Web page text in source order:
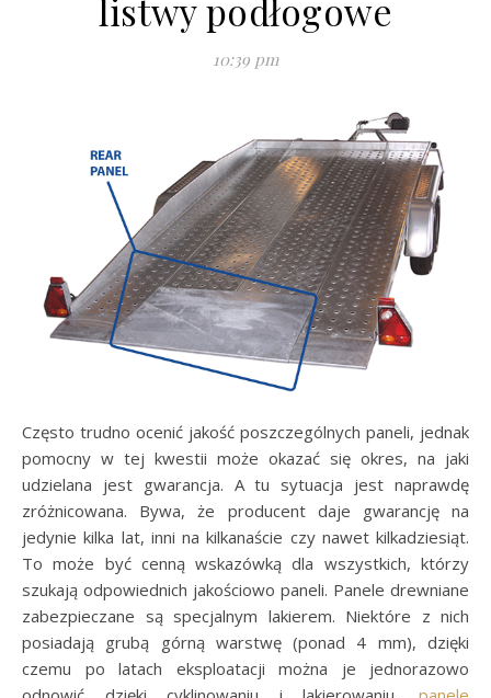
listwy podłogowe
10:39 pm
Często trudno ocenić jakość poszczególnych paneli, jednak
pomocny w tej kwestii może okazać się okres, na jaki
udzielana jest gwarancja. A tu sytuacja jest naprawdę
zróżnicowana. Bywa, że producent daje gwarancję na
jedynie kilka lat, inni na kilkanaście czy nawet kilkadziesiąt.
To może być cenną wskazówką dla wszystkich, którzy
szukają odpowiednich jakościowo paneli. Panele drewniane
zabezpieczane są specjalnym lakierem. Niektóre z nich
posiadają grubą górną warstwę (ponad 4 mm), dzięki
czemu po latach eksploatacji można je jednorazowo